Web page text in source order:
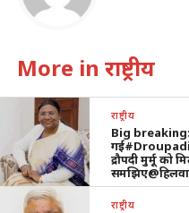
More in राष्ट्रीय
राष्ट्रीय
Big
द्रौपदी मुर्मू को
राष्ट्रीय